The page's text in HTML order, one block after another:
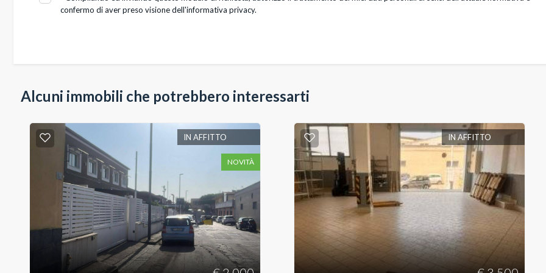
confermo di aver preso visione dell'informativa privacy.
Alcuni immobili che potrebbero interessarti
IN AFFITTO
NOVITÀ
IN AFFITTO
Posto auto/Box
Nuova costruzione